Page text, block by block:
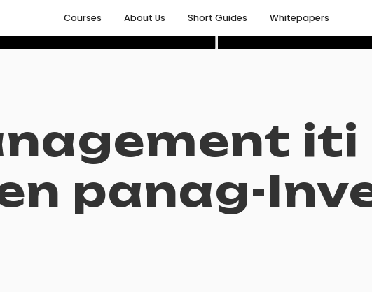
Courses About Us Short Guides Whitepapers
iti
panag-